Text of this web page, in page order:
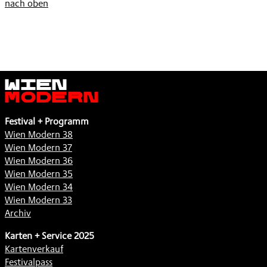
nach oben
Wien
Modern
Festival + Programm
Wien Modern 38
Wien Modern 37
Wien Modern 36
Wien Modern 35
Wien Modern 34
Wien Modern 33
Archiv
Karten + Service 2025
Kartenverkauf
Festivalpass